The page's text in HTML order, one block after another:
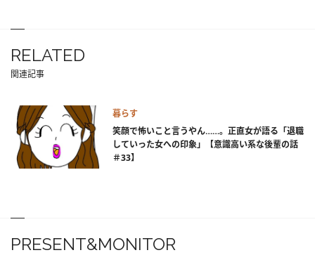
RELATED
関連記事
暮らす
笑顔で怖いこと言うやん……。正直女が語る「退職
していった女への印象」【意識高い系な後輩の話
＃33】
PRESENT&MONITOR